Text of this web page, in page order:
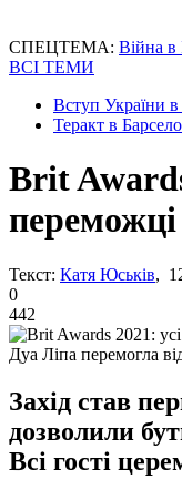
СПЕЦТЕМА: Війна в
ВСІ ТЕМИ
Вступ України
Теракт в
Brit
переможці
Текст: Катя Юськів,
0
442
Дуа Ліпа перемогла
Захід став
дозволили
Всі гості